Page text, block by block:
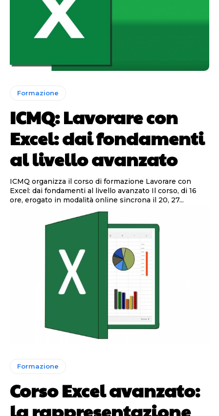
Formazione
ICMQ: Lavorare con
Excel: dai fondamenti
al livello avanzato
ICMQ organizza il corso di formazione Lavorare con
Excel: dai fondamenti al livello avanzato Il corso, di 16
ore, erogato in modalità online sincrona il 20, 27...
Formazione
Corso Excel avanzato: